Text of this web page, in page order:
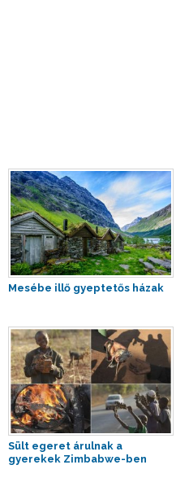
Mesébe illő gyeptetős házak
Sült egeret árulnak a
gyerekek Zimbabwe-ben